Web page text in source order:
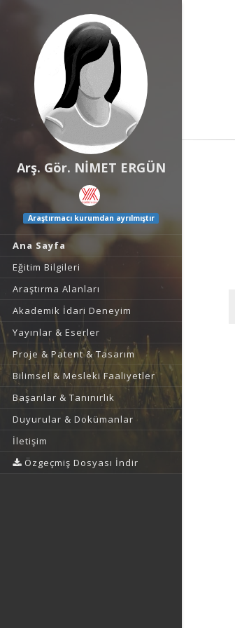
Arş. Gör. NİMET ERGÜN
Araştırmacı kurumdan ayrılmıştır
Ana Sayfa
Eğitim Bilgileri
Araştırma Alanları
Akademik İdari Deneyim
Yayınlar & Eserler
Proje & Patent & Tasarım
Bilimsel & Mesleki Faaliyetler
Başarılar & Tanınırlık
Duyurular & Dokümanlar
İletişim
Özgeçmiş Dosyası İndir